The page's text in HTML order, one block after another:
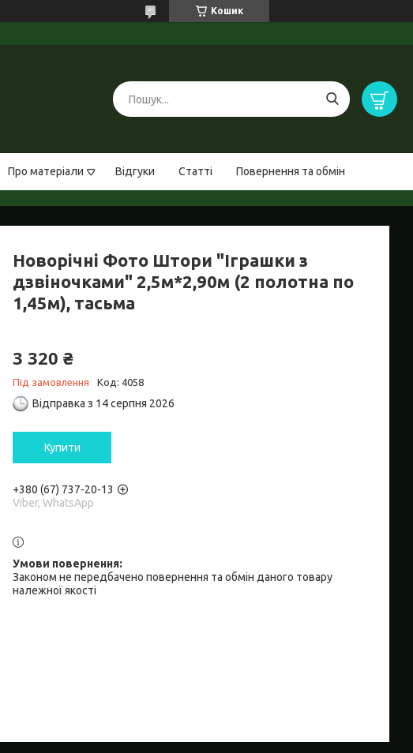
Кошик
Про матеріали Відгуки Статті Повернення та обмін
Новорічні Фото Штори "Іграшки з
дзвіночками" 2,5м*2,90м (2 полотна по
1,45м), тасьма
3 320 ₴
Під замовлення Код: 4058
Відправка з 14 серпня 2026
Купити
+380 (67) 737-20-13
Viber, WhatsApp
Законом не передбачено повернення та обмін даного товару
належної якості